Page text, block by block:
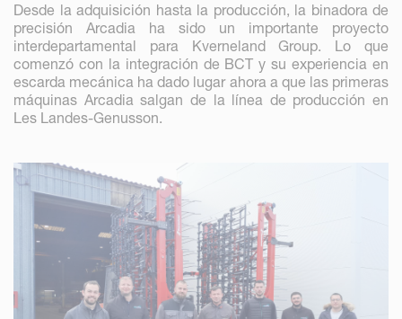
Desde la adquisición hasta la producción, la binadora de
precisión Arcadia ha sido un importante proyecto
interdepartamental para Kverneland Group. Lo que
comenzó con la integración de BCT y su experiencia en
escarda mecánica ha dado lugar ahora a que las primeras
máquinas Arcadia salgan de la línea de producción en
Les Landes-Genusson.